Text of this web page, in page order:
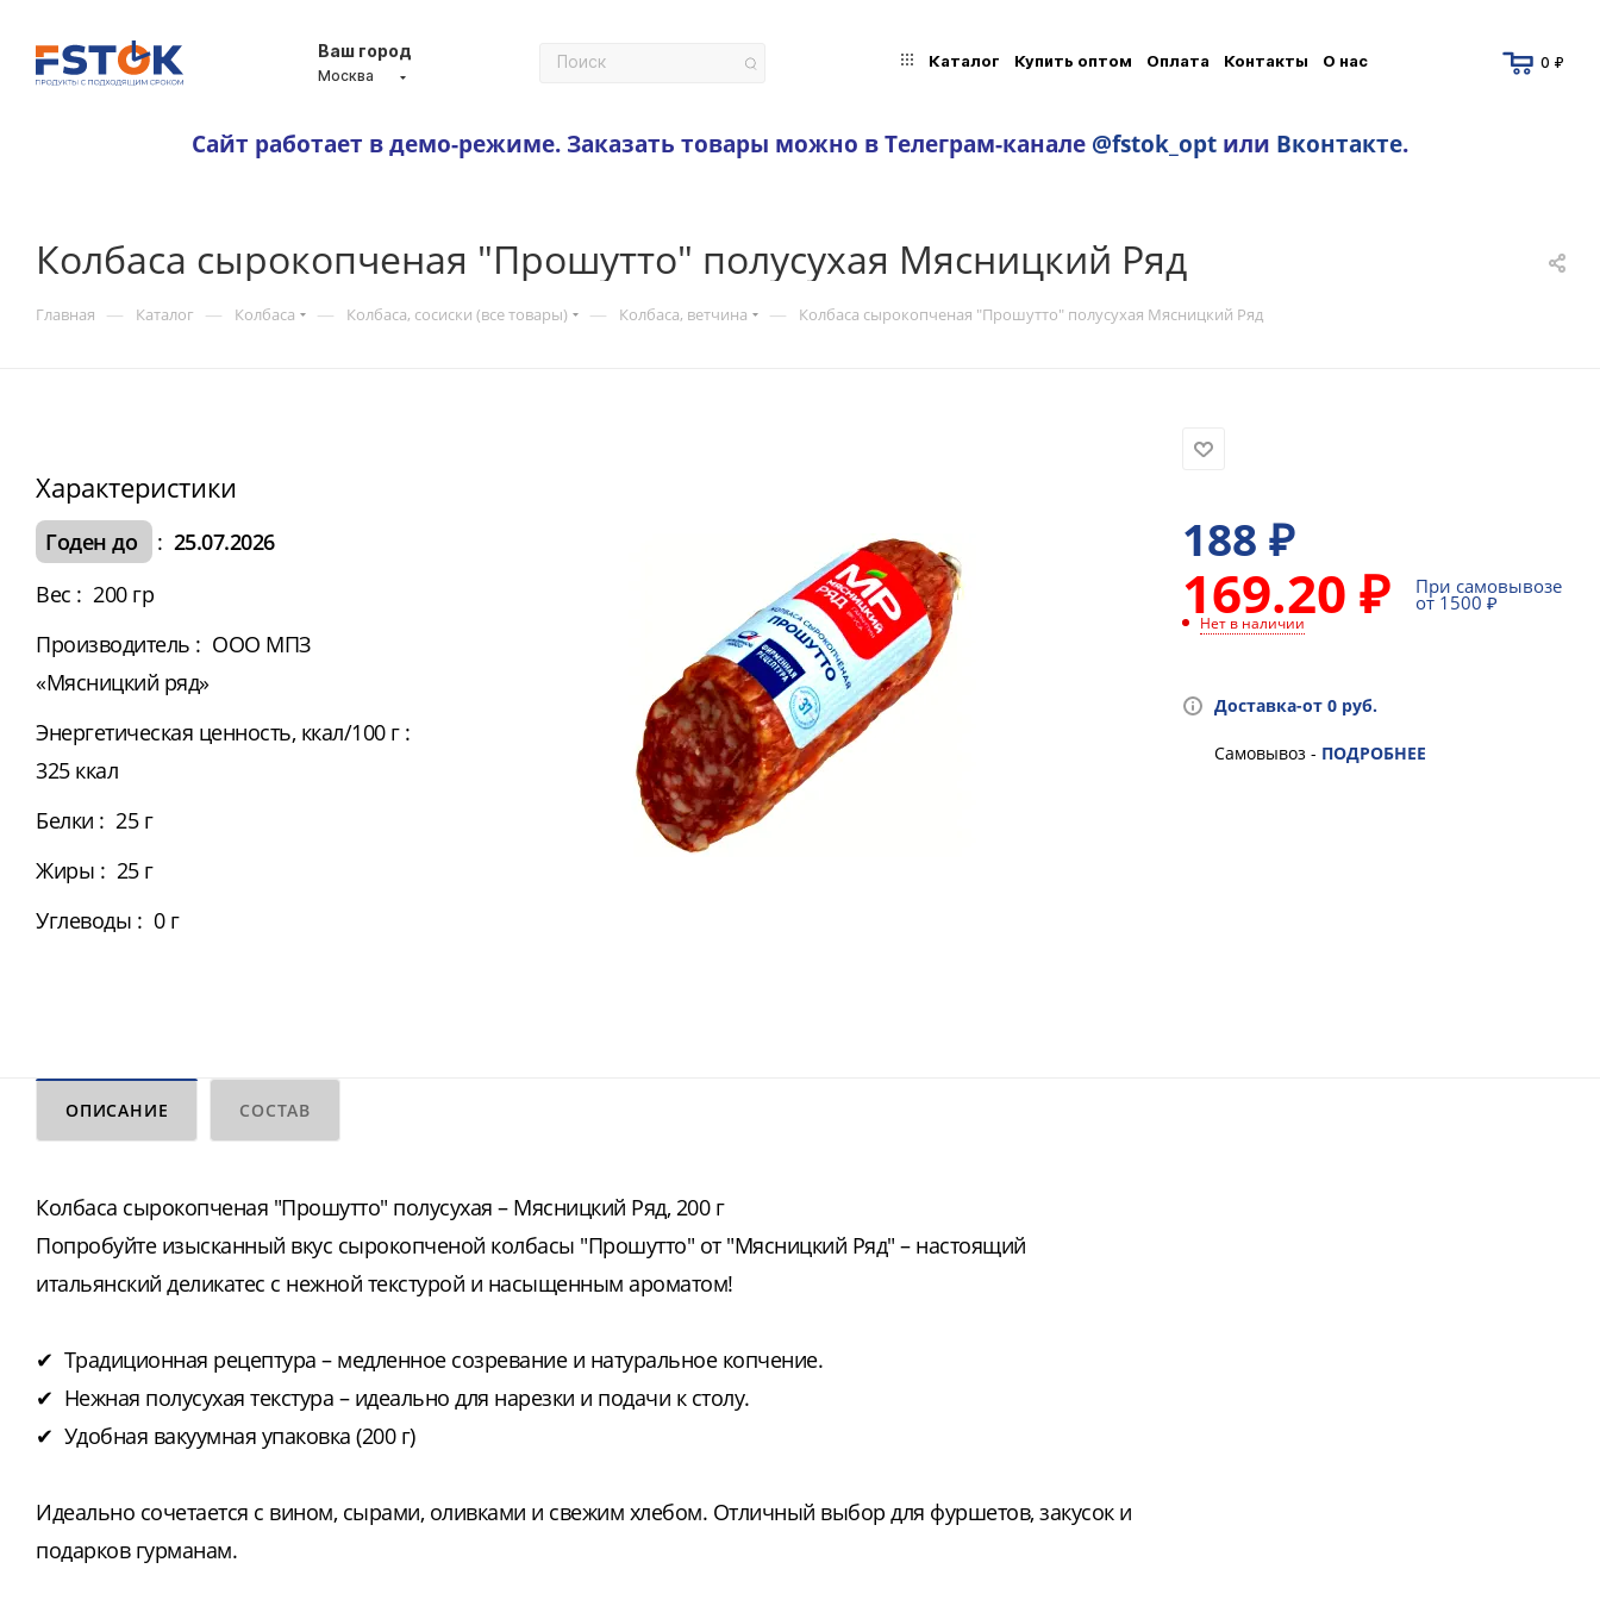
Ваш город
Москва
Каталог Купить оптом Оплата Контакты О нас 0 ₽
Сайт работает в демо-режиме. Заказать товары можно в Телеграм-канале @fstok_opt или Вконтакте.
Колбаса сырокопченая "Прошутто" полусухая Мясницкий Ряд
Главная — Каталог — Колбаса — Колбаса, сосиски (все товары) — Колбаса, ветчина — Колбаса сырокопченая "Прошутто" полусухая Мясницкий Ряд
Характеристики
Годен до : 25.07.2026
Вес : 200 гр
Производитель : ООО МПЗ
«Мясницкий ряд»
Энергетическая ценность, ккал/100 г :
325 ккал
Белки : 25 г
Жиры : 25 г
Углеводы : 0 г
188 ₽
169.20 ₽ При самовывозе
от 1500 ₽
Нет в наличии
Доставка-от 0 руб.
Самовывоз - ПОДРОБНЕЕ
ОПИСАНИЕ СОСТАВ
Колбаса сырокопченая "Прошутто" полусухая – Мясницкий Ряд, 200 г
Попробуйте изысканный вкус сырокопченой колбасы "Прошутто" от "Мясницкий Ряд" – настоящий
итальянский деликатес с нежной текстурой и насыщенным ароматом!
✔ Традиционная рецептура – медленное созревание и натуральное копчение.
✔ Нежная полусухая текстура – идеально для нарезки и подачи к столу.
✔ Удобная вакуумная упаковка (200 г)
Идеально сочетается с вином, сырами, оливками и свежим хлебом. Отличный выбор для фуршетов, закусок и
подарков гурманам.